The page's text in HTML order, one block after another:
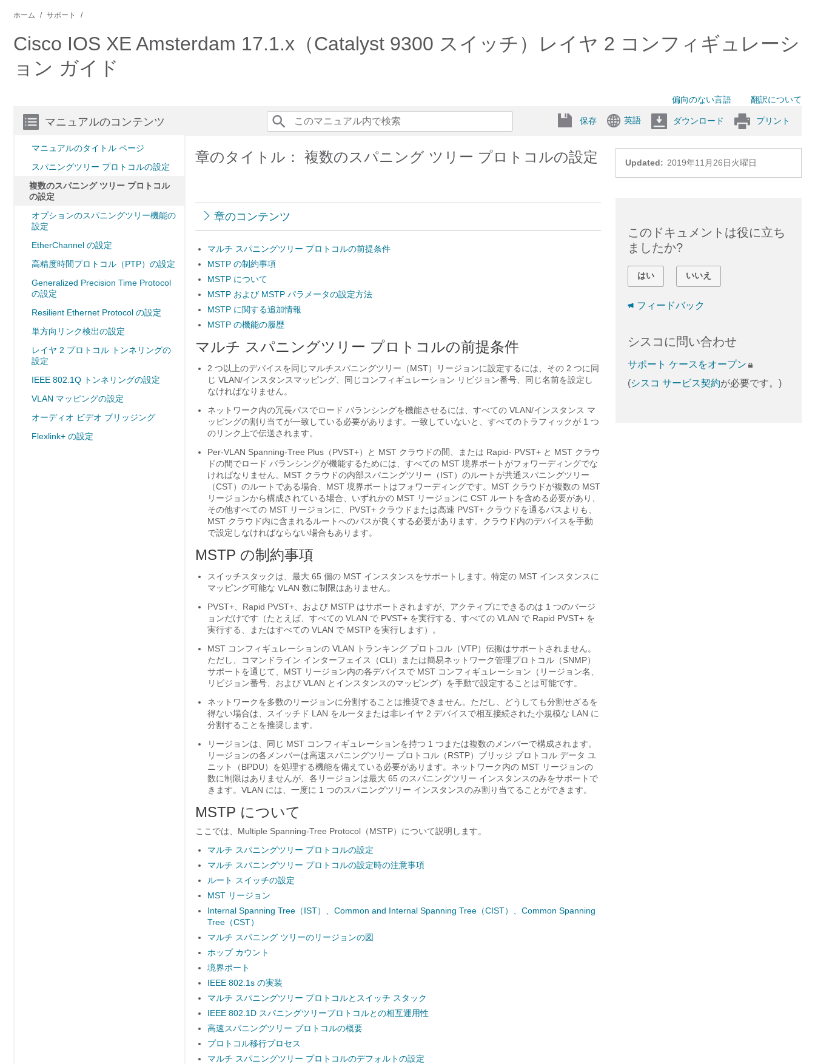
ホーム サポート
Cisco IOS XE Amsterdam 17.1.x（Catalyst 9300 スイッチ）レイヤ 2 コンフィギュレーシ
ョン ガイド
偏向のない言語 翻訳について
マニュアルのコンテンツ
マニュアルのタイトル ページ
スパニングツリー プロトコルの設定
複数のスパニング ツリー プロトコル
の設定
オプションのスパニングツリー機能の
設定
EtherChannel の設定
高精度時間プロトコル（PTP）の設定
Generalized Precision Time Protocol
の設定
Resilient Ethernet Protocol の設定
単方向リンク検出の設定
レイヤ 2 プロトコル トンネリングの
設定
IEEE 802.1Q トンネリングの設定
VLAN マッピングの設定
オーディオ ビデオ ブリッジング
Flexlink+ の設定
保存 英語 ダウンロード プリント
Updated: 2019年11月26日火曜日
章のタイトル： 複数のスパニング ツリー プロトコルの設定
章のコンテンツ
マルチ スパニングツリー プロトコルの前提条件
MSTP の制約事項
MSTP について
MSTP および MSTP パラメータの設定方法
MSTP に関する追加情報
MSTP の機能の履歴
マルチ スパニングツリー プロトコルの前提条件
2 つ以上のデバイスを同じマルチスパニングツリー（MST）リージョンに設定するには、その 2 つに同
じ VLAN/インスタンスマッピング、同じコンフィギュレーション リビジョン番号、同じ名前を設定し
なければなりません。
ネットワーク内の冗長パスでロード バランシングを機能させるには、すべての VLAN/インスタンス マ
ッピングの割り当てが一致している必要があります。一致していないと、すべてのトラフィックが 1 つ
のリンク上で伝送されます。
Per-VLAN Spanning-Tree Plus（PVST+）と MST クラウドの間、または Rapid- PVST+ と MST クラウ
ドの間でロード バランシングが機能するためには、すべての MST 境界ポートがフォワーディングでな
ければなりません。MST クラウドの内部スパニングツリー（IST）のルートが共通スパニングツリー
（CST）のルートである場合、MST 境界ポートはフォワーディングです。MST クラウドが複数の MST
リージョンから構成されている場合、いずれかの MST リージョンに CST ルートを含める必要があり、
その他すべての MST リージョンに、PVST+ クラウドまたは高速 PVST+ クラウドを通るパスよりも、
MST クラウド内に含まれるルートへのパスが良くする必要があります。クラウド内のデバイスを手動
で設定しなければならない場合もあります。
MSTP の制約事項
スイッチスタックは、最大 65 個の MST インスタンスをサポートします。特定の MST インスタンスに
マッピング可能な VLAN 数に制限はありません。
PVST+、Rapid PVST+、および MSTP はサポートされますが、アクティブにできるのは 1 つのバージ
ョンだけです（たとえば、すべての VLAN で PVST+ を実行する、すべての VLAN で Rapid PVST+ を
実行する、またはすべての VLAN で MSTP を実行します）。
MST コンフィギュレーションの VLAN トランキング プロトコル（VTP）伝搬はサポートされません。
ただし、コマンドライン インターフェイス（CLI）または簡易ネットワーク管理プロトコル（SNMP）
サポートを通じて、MST リージョン内の各デバイスで MST コンフィギュレーション（リージョン名、
リビジョン番号、および VLAN とインスタンスのマッピング）を手動で設定することは可能です。
ネットワークを多数のリージョンに分割することは推奨できません。ただし、どうしても分割せざるを
得ない場合は、スイッチド LAN をルータまたは非レイヤ 2 デバイスで相互接続された小規模な LAN に
分割することを推奨します。
リージョンは、同じ MST コンフィギュレーションを持つ 1 つまたは複数のメンバーで構成されます。
リージョンの各メンバーは高速スパニングツリー プロトコル（RSTP）ブリッジ プロトコル データ ユ
ニット（BPDU）を処理する機能を備えている必要があります。ネットワーク内の MST リージョンの
数に制限はありませんが、各リージョンは最大 65 のスパニングツリー インスタンスのみをサポートで
きます。VLAN には、一度に 1 つのスパニングツリー インスタンスのみ割り当てることができます。
MSTP について
ここでは、Multiple Spanning-Tree Protocol（MSTP）について説明します。
マルチ スパニングツリー プロトコルの設定
マルチ スパニングツリー プロトコルの設定時の注意事項
ルート スイッチの設定
MST リージョン
Internal Spanning Tree（IST）、Common and Internal Spanning Tree（CIST）、Common Spanning
Tree（CST）
マルチ スパニング ツリーのリージョンの図
ホップ カウント
境界ポート
IEEE 802.1s の実装
マルチ スパニングツリー プロトコルとスイッチ スタック
IEEE 802.1D スパニングツリープロトコルとの相互運用性
高速スパニングツリー プロトコルの概要
プロトコル移行プロセス
マルチ スパニングツリー プロトコルのデフォルトの設定
このドキュメントは役に立ち
ましたか?
はい いいえ
フィードバック
シスコに問い合わせ
サポート ケースをオープン
(シスコ サービス契約が必要です。)